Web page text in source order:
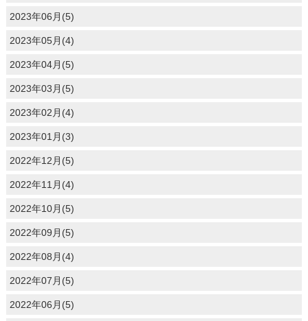
2023年06月(5)
2023年05月(4)
2023年04月(5)
2023年03月(5)
2023年02月(4)
2023年01月(3)
2022年12月(5)
2022年11月(4)
2022年10月(5)
2022年09月(5)
2022年08月(4)
2022年07月(5)
2022年06月(5)